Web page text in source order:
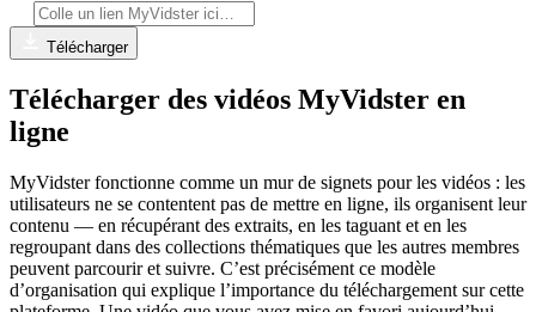
Télécharger
Télécharger des vidéos MyVidster en
ligne
MyVidster fonctionne comme un mur de signets pour les vidéos : les
utilisateurs ne se contentent pas de mettre en ligne, ils organisent leur
contenu — en récupérant des extraits, en les taguant et en les
regroupant dans des collections thématiques que les autres membres
peuvent parcourir et suivre. C’est précisément ce modèle
d’organisation qui explique l’importance du téléchargement sur cette